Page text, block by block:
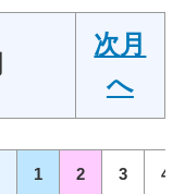
次月
へ
1 2 3 4